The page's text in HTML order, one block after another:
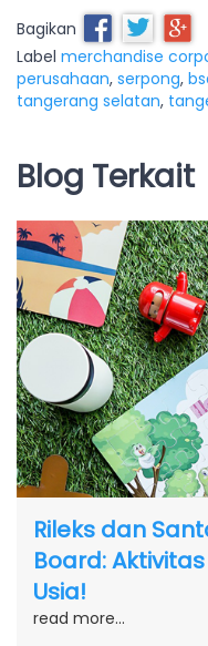
Bagikan
Label merchandise
perusahaan, serpong,
tangerang selatan,
Blog Terkait
Rileks dan
Board:
Usia!
read more...